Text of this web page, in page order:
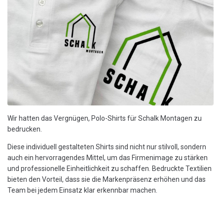
Wir hatten das Vergnügen, Polo-Shirts für Schalk Montagen zu
bedrucken.
Diese individuell gestalteten Shirts sind nicht nur stilvoll, sondern
auch ein hervorragendes Mittel, um das Firmenimage zu stärken
und professionelle Einheitlichkeit zu schaffen. Bedruckte Textilien
bieten den Vorteil, dass sie die Markenpräsenz erhöhen und das
Team bei jedem Einsatz klar erkennbar machen.